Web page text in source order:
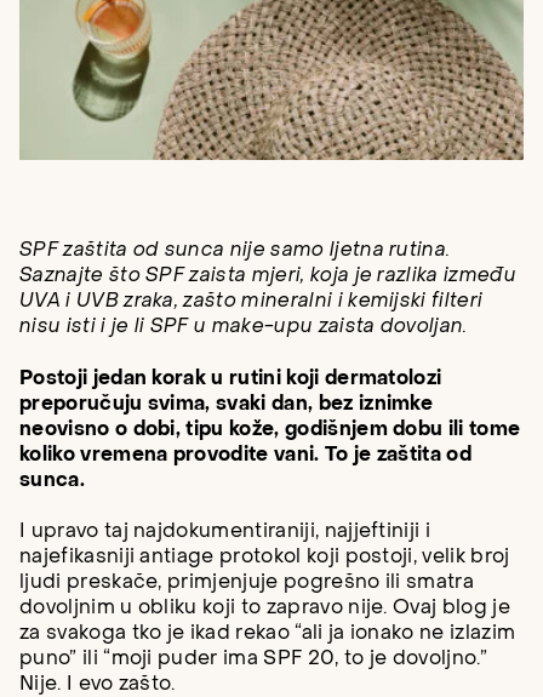
SPF zaštita od sunca nije samo ljetna rutina.
Saznajte što SPF zaista mjeri, koja je razlika između
UVA i UVB zraka, zašto mineralni i kemijski filteri
nisu isti i je li SPF u make-upu zaista dovoljan.
Postoji jedan korak u rutini koji dermatolozi
preporučuju svima, svaki dan, bez iznimke
neovisno o dobi, tipu kože, godišnjem dobu ili tome
koliko vremena provodite vani. To je zaštita od
sunca.
I upravo taj najdokumentiraniji, najjeftiniji i
najefikasniji antiage protokol koji postoji, velik broj
ljudi preskače, primjenjuje pogrešno ili smatra
dovoljnim u obliku koji to zapravo nije. Ovaj blog je
za svakoga tko je ikad rekao “ali ja ionako ne izlazim
puno” ili “moji puder ima SPF 20, to je dovoljno.”
Nije. I evo zašto.